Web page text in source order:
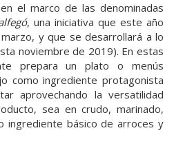
el marco de las denominadas
, una iniciativa que este año
y que se desarrollará a lo
noviembre de 2019). En estas
prepara un plato o menús
como ingrediente protagonista
aprovechando la versatilidad
sea en crudo, marinado,
ingrediente básico de arroces y